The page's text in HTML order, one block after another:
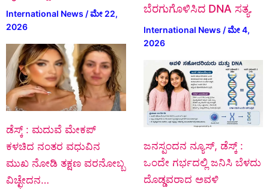
International News /ಮೇ 22,
2026
ಡೆಸ್ಕ್‌ : ಮದುವೆ ಮೇಕಪ್
ಕಳಚಿದ ನಂತರ ವಧುವಿನ
ಮುಖ ನೋಡಿ ತಕ್ಷಣ ವರನೋಬ್ಬ
ವಿಚ್ಛೇದನ…
ಬೆರಗುಗೊಳಿಸಿದ DNA ಸತ್ಯ.
International News /ಮೇ 4,
2026
ಜನಸ್ಪಂದನ ನ್ಯೂಸ್‌, ಡೆಸ್ಕ್‌ :
ಒಂದೇ ಗರ್ಭದಲ್ಲಿ ಜನಿಸಿ ಬೆಳದು
ದೊಡ್ಡವರಾದ ಅವಳಿ